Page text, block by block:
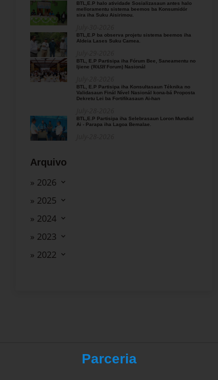
BTL,E.P halo atividade Sosializasaun antes halo
melloramentu sistema beemos ba Konsumidór
sira iha Suku Aisirimou.
BTL,E.P ba observa projetu sistema beemos iha
Aldeia Lases Suku Camea.
BTL, E.P Partisipa iha Fórum Bee, Saneamentu no
Ijiene (𝑊𝐴𝑆𝐻 Forum) Nasionál
BTL, E.P Partisipa iha Konsultasaun Téknika no
Validasaun Finál Nível Nasionál kona-bá Proposta
Dekretu Lei ba Fortifikasaun Ai-han
BTL,E.P Partisipa iha Selebrasaun Loron Mundial
Ai - Parapa iha Lagoa Bemalae.
Arquivo
» 2026
» 2025
» 2024
» 2023
» 2022
Parceria